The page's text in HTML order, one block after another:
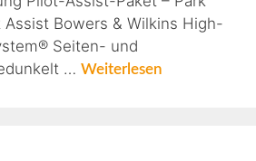
Assist Bowers & Wilkins High-
Seiten- und
… Weiterlesen